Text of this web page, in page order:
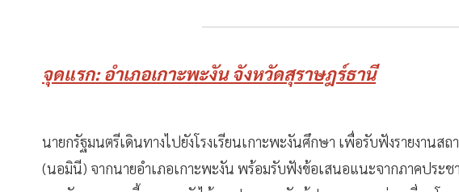
จุดแรก: อำเภอเกาะพะงัน จังหวัดสุราษฎร์ธานี
นายกรัฐมนตรีเดินทางไปยังโรงเรียนเกาะพะงันศึกษา เพื่อรับฟังรายงานส
(นอมินี) จากนายอำเภอเกาะพะงัน พร้อมรับฟังข้อเสนอแนะจากภาคประ